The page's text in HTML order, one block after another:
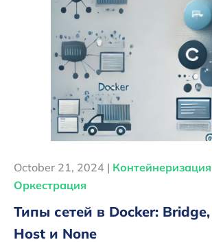
October 21, 2024 |
Оркестрация
Типы сетей в Docker:
Host и None